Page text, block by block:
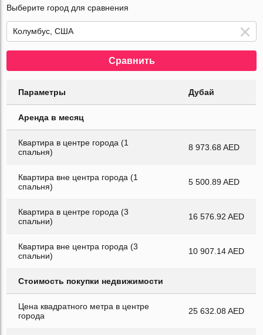
Выберите город для сравнения
Сравнить
Параметры Дубай
Аренда в месяц
Квартира в центре города (1
спальня)
8 973.68 AED
Квартира вне центра города (1
спальня)
5 500.89 AED
Квартира в центре города (3
спальни)
16 576.92 AED
Квартира вне центра города (3
спальни)
10 907.14 AED
Стоимость покупки недвижимости
Цена квадратного метра в центре
города
25 632.08 AED